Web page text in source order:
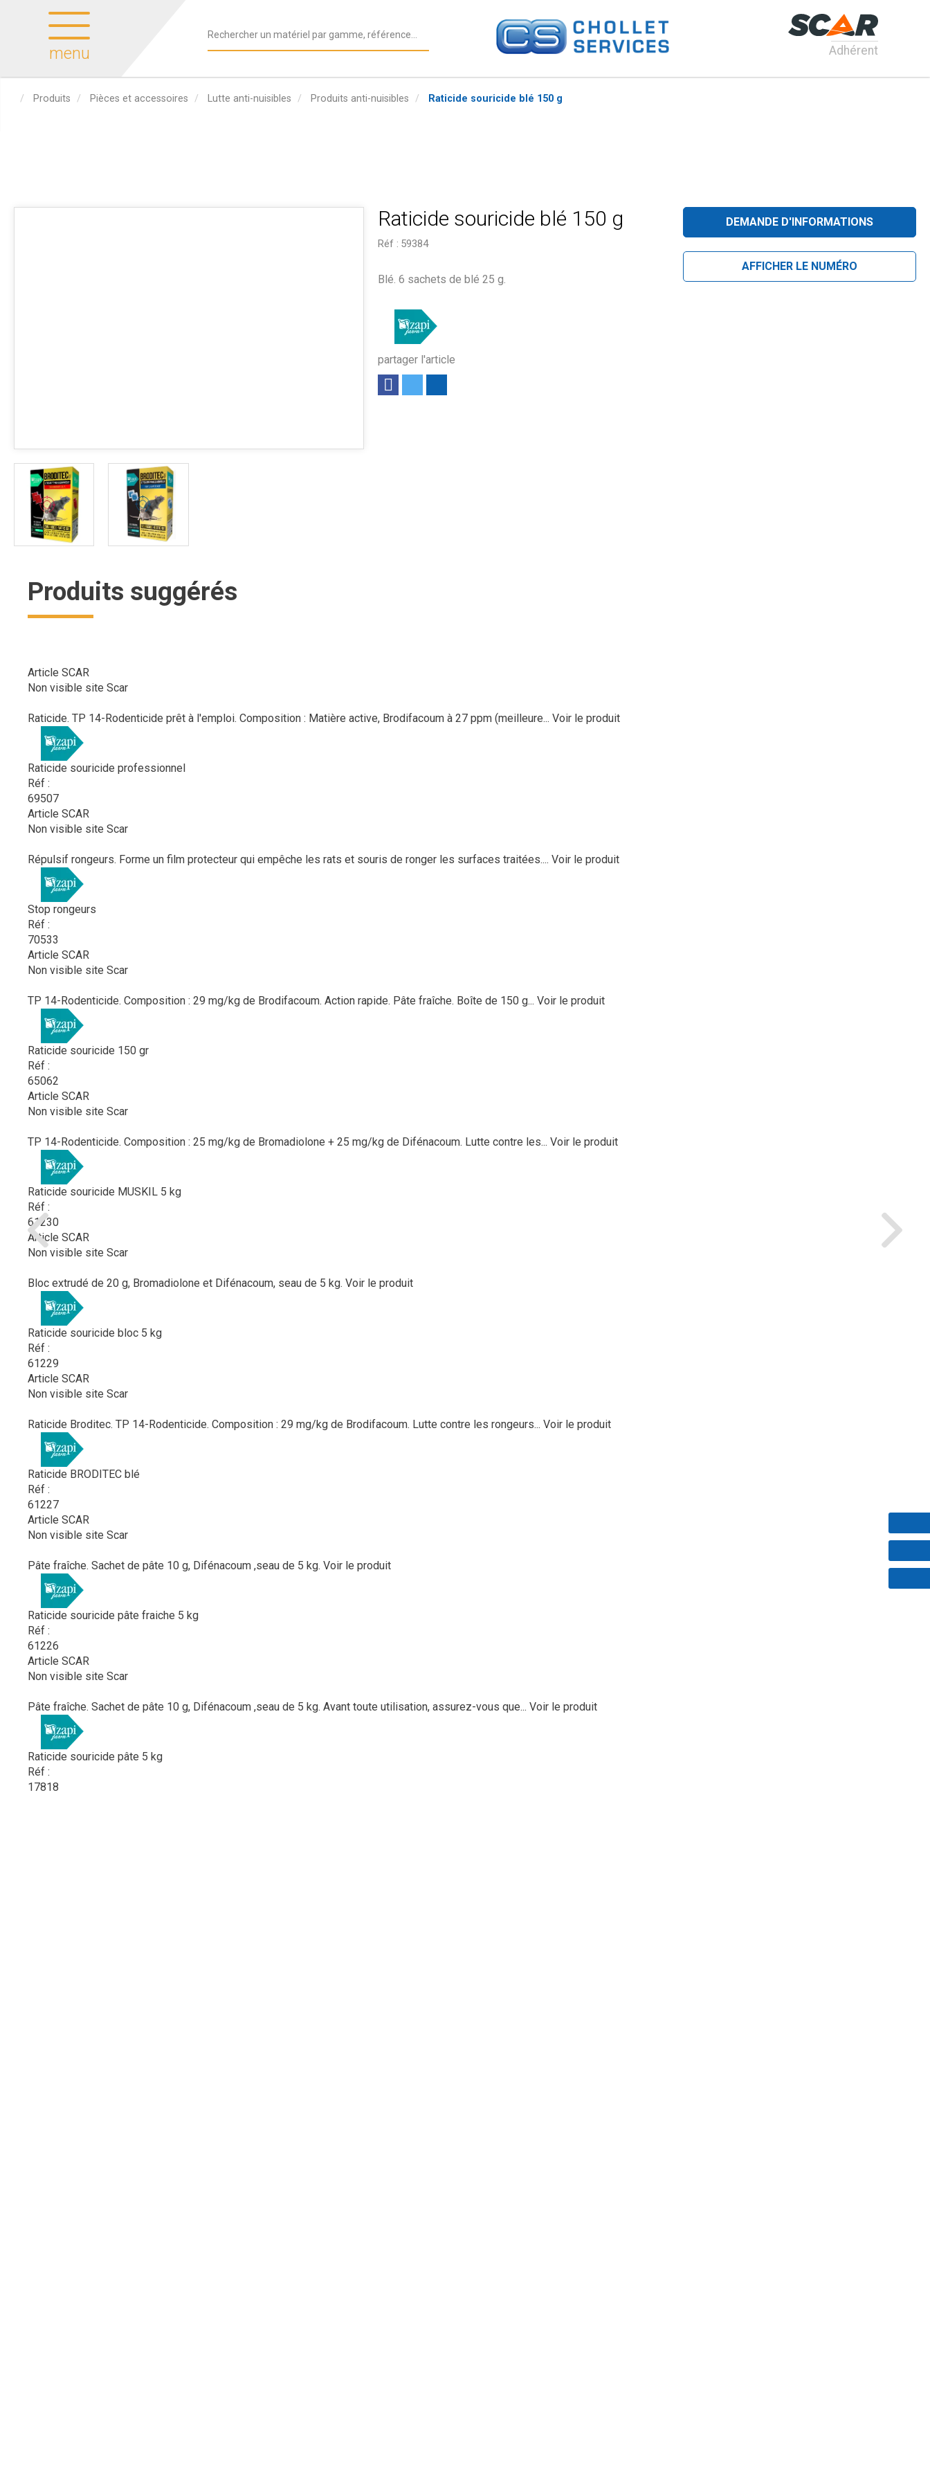
menu Adhérent
Produits Pièces et accessoires Lutte anti-nuisibles Produits anti-nuisibles Raticide souricide blé 150 g
Raticide souricide blé 150 g
Réf : 59384
partager l'article
Blé. 6 sachets de blé 25 g.
DEMANDE D'INFORMATIONS
AFFICHER LE NUMÉRO
Produits suggérés
Article SCAR
Non visible site Scar
Raticide. TP 14-Rodenticide prêt à l'emploi. Composition : Matière active, Brodifacoum à 27 ppm (meilleure... Voir le produit
Raticide souricide professionnel
Réf :
69507
Article SCAR
Non visible site Scar
Répulsif rongeurs. Forme un film protecteur qui empêche les rats et souris de ronger les surfaces traitées.... Voir le produit
Stop rongeurs
Réf :
70533
Article SCAR
Non visible site Scar
TP 14-Rodenticide. Composition : 29 mg/kg de Brodifacoum. Action rapide. Pâte fraîche. Boîte de 150 g... Voir le produit
Raticide souricide 150 gr
Réf :
65062
Article SCAR
Non visible site Scar
TP 14-Rodenticide. Composition : 25 mg/kg de Bromadiolone + 25 mg/kg de Difénacoum. Lutte contre les... Voir le produit
Raticide souricide MUSKIL 5 kg
Réf :
61230
Article SCAR
Non visible site Scar
Bloc extrudé de 20 g, Bromadiolone et Difénacoum, seau de 5 kg. Voir le produit
Raticide souricide bloc 5 kg
Réf :
61229
Article SCAR
Non visible site Scar
Raticide Broditec. TP 14-Rodenticide. Composition : 29 mg/kg de Brodifacoum. Lutte contre les rongeurs... Voir le produit
Raticide BRODITEC blé
Réf :
61227
Article SCAR
Non visible site Scar
Pâte fraîche. Sachet de pâte 10 g, Difénacoum ,seau de 5 kg. Voir le produit
Raticide souricide pâte fraiche 5 kg
Réf :
61226
Article SCAR
Non visible site Scar
Pâte fraîche. Sachet de pâte 10 g, Difénacoum ,seau de 5 kg. Avant toute utilisation, assurez-vous que... Voir le produit
Raticide souricide pâte 5 kg
Réf :
17818